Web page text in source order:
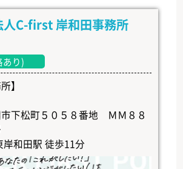
人C-first 岸和田事務所
あり)
】
下松町５０５８番地 ＭＭ８８
岸和田駅 徒歩11分